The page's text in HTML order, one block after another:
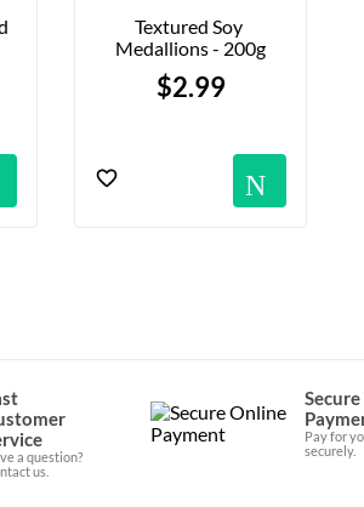
Textured Soy
Medallions - 200g
$2.99
a question?
us.
Pay for
securely.